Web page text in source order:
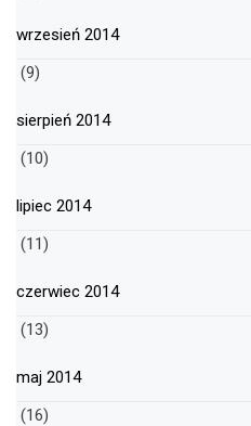
wrzesień 2014
(9)
sierpień 2014
(10)
lipiec 2014
(11)
czerwiec 2014
(13)
maj 2014
(16)